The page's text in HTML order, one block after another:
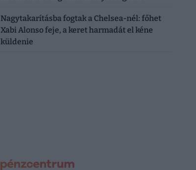
Nagytakarításba fogtak a Chelsea-nél: főhet
Xabi Alonso feje, a keret harmadát el kéne
küldenie